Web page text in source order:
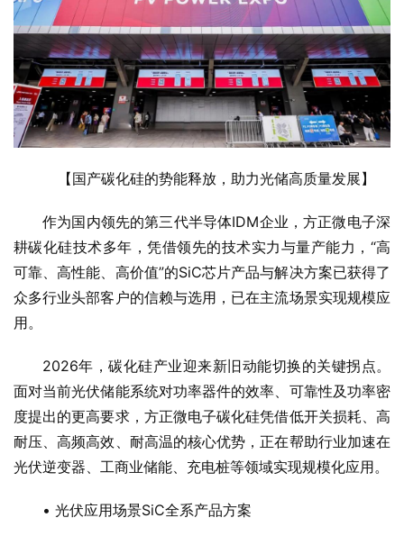
【国产碳化硅的势能释放，助力光储高质量发展】
作为国内领先的第三代半导体IDM企业，方正微电子深
耕碳化硅技术多年，凭借领先的技术实力与量产能力，“高
可靠、高性能、高价值”的SiC芯片产品与解决方案已获得了
众多行业头部客户的信赖与选用，已在主流场景实现规模应
用。
2026年，碳化硅产业迎来新旧动能切换的关键拐点。
面对当前光伏储能系统对功率器件的效率、可靠性及功率密
度提出的更高要求，方正微电子碳化硅凭借低开关损耗、高
耐压、高频高效、耐高温的核心优势，正在帮助行业加速在
光伏逆变器、工商业储能、充电桩等领域实现规模化应用。
• 光伏应用场景SiC全系产品方案